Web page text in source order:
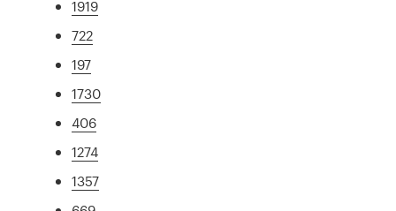
1919
722
197
1730
406
1274
1357